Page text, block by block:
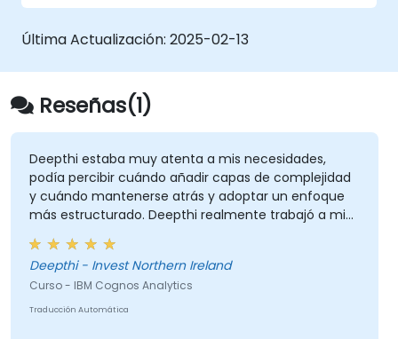
Descubrir patrones ocultos en los datos
mediante las funciones de IA integradas
Última Actualización: 2025-02-13
Reseñas(1)
Deepthi estaba muy atenta a mis necesidades,
podía percibir cuándo añadir capas de complejidad
y cuándo mantenerse atrás y adoptar un enfoque
más estructurado. Deepthi realmente trabajó a mi
ritmo y aseguró que pudiera utilizar las nuevas
funciones/herramientas por mí mismo, primero
mostrándome y luego dejándome recrear los
elementos por mí mismo, lo cual ayudó mucho a
consolidar la formación. ¡No podría estar más
Deepthi - Invest Northern Ireland
Curso - IBM Cognos Analytics
Traducción Automática